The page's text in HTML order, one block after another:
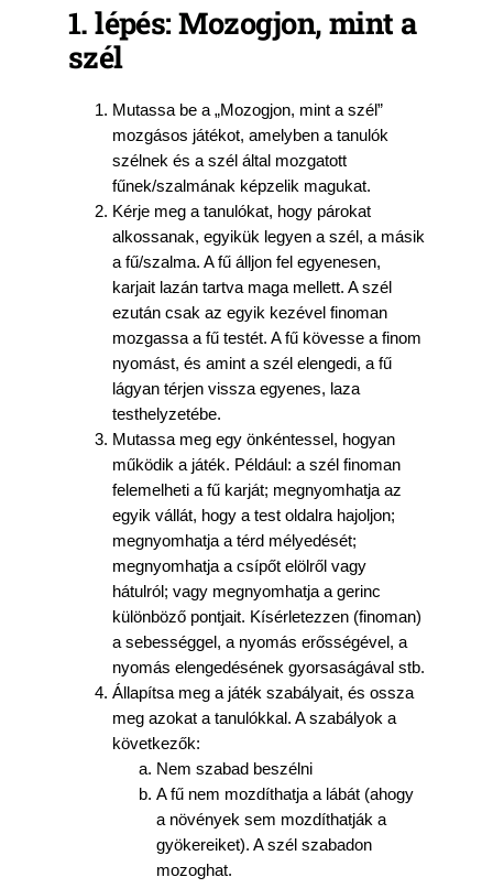
1. lépés: Mozogjon, mint a
szél
Mutassa be a „Mozogjon, mint a szél”
mozgásos játékot, amelyben a tanulók
szélnek és a szél által mozgatott
fűnek/szalmának képzelik magukat.
Kérje meg a tanulókat, hogy párokat
alkossanak, egyikük legyen a szél, a másik
a fű/szalma. A fű álljon fel egyenesen,
karjait lazán tartva maga mellett. A szél
ezután csak az egyik kezével finoman
mozgassa a fű testét. A fű kövesse a finom
nyomást, és amint a szél elengedi, a fű
lágyan térjen vissza egyenes, laza
testhelyzetébe.
Mutassa meg egy önkéntessel, hogyan
működik a játék. Például: a szél finoman
felemelheti a fű karját; megnyomhatja az
egyik vállát, hogy a test oldalra hajoljon;
megnyomhatja a térd mélyedését;
megnyomhatja a csípőt elölről vagy
hátulról; vagy megnyomhatja a gerinc
különböző pontjait. Kísérletezzen (finoman)
a sebességgel, a nyomás erősségével, a
nyomás elengedésének gyorsaságával stb.
Állapítsa meg a játék szabályait, és ossza
meg azokat a tanulókkal. A szabályok a
következők:
Nem szabad beszélni
A fű nem mozdíthatja a lábát (ahogy
a növények sem mozdíthatják a
gyökereiket). A szél szabadon
mozoghat.